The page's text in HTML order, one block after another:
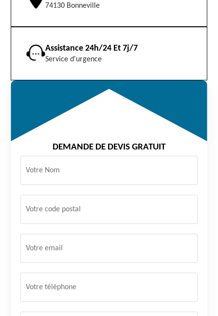
74130 Bonneville
Assistance 24h/24 Et 7j/7
Service d'urgence
DEMANDE DE DEVIS GRATUIT